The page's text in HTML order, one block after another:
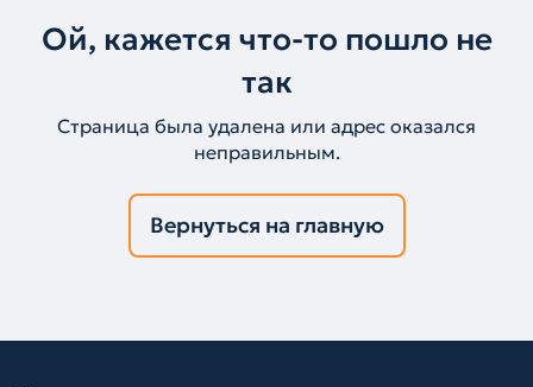
Ой, кажется что-то пошло не
так
Страница была удалена или адрес оказался
неправильным.
Вернуться на главную